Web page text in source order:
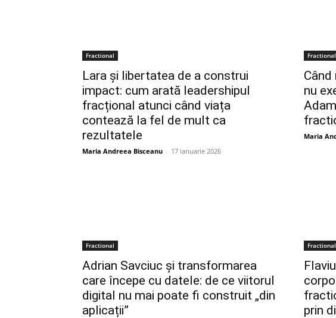
Fractional
Lara și libertatea de a construi
impact: cum arată leadershipul
fracțional atunci când viața
contează la fel de mult ca
rezultatele
Maria Andreea Bisceanu - 17 ianuarie 2026
Fractional
nu
Maria
Fractional
Adrian Savciuc și transformarea
care începe cu datele: de ce viitorul
digital nu mai poate fi construit „din
aplicații”
Fractional
prin